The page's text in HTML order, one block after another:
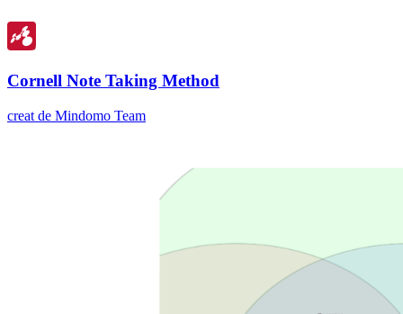
Cornell Note Taking Method
creat de Mindomo Team